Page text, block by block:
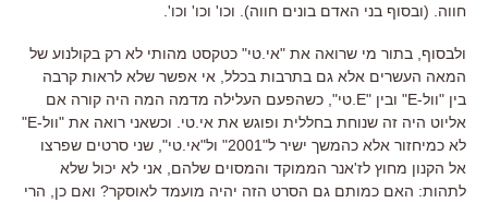
חווה. (ובסוף בני האדם בונים חווה). וכו' וכו' וכו'.
ולבסוף, בתור מי שרואה את "אי.טי" כטקסט מהותי לא רק בקולנוע של
המאה העשרים אלא גם בתרבות בכלל, אי אפשר שלא לראות קרבה
בין "וול-E" ובין "E.טי", כשהפעם העלילה מדמה המה היה קורה אם
אליוט היה זה שנוחת בחללית ופוגש את אי.טי. וכשאני רואה את "וול-E"
לא כמיחזור אלא כהמשך ישיר ל"2001" ול"אי.טי", שני סרטים שפרצו
אל הקנון מחוץ לז'אנר הממוקד והמסוים שלהם, אני לא יכול שלא
לתהות: האם כמותם גם הסרט הזה יהיה מועמד לאוסקר? ואם כן, הרי